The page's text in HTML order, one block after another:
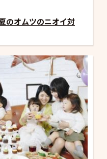
のオムツのニオイ対